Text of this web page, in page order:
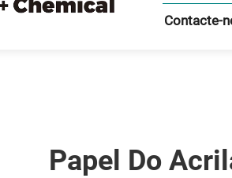
Contacte-
Papel Do